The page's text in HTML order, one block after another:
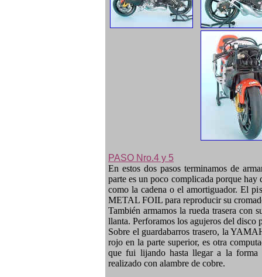
PASO Nro.4 y 5
En estos dos pasos terminamos de
parte es un poco complicada porque hay
como la cadena o el amortiguador. El
METAL FOIL para reproducir su
También armamos la rueda trasera con
llanta. Perforamos los agujeros del disco
Sobre el guardabarros trasero, la
rojo en la parte superior, es otra
que fui lijando hasta llegar a la forma
realizado con alambre de cobre.